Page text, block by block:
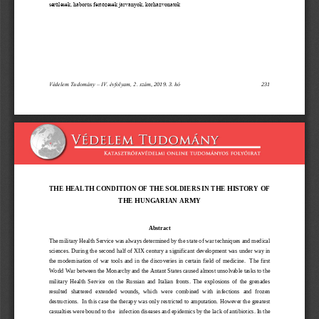
Védelem Tudomány IV. évfolyam, 2. szám , 2019. 3 . hó 231
sérülések, háborús fertőzések járványok, kórházvonatok
THE HEALTH CONDITION OF THE SOLDIERS IN THE HISTORY OF
THE HUNGARIAN ARMY
Abstract
The military Health Service was always determined by the state of war techniques and medical
sciences. During the second half of XIX century a significant development was under way in
the  modernisation  of  war  tools  and  in  the  discoveries  in  certain  field  of  medicine.    The  first
World War between the Monarchy and the Antant States caused almost unsolvable tasks to the
military  Health  Service  on  the  Russian  and  Italian  fronts.  The  explosions  of  the  grenades
resulted  shattered  extended  wounds,  which  were  combined  with  infections  and  frozen
destructions.  In this case the therapy was only restricted to amputation. However the greatest
casualties were bound to the
infection diseases and epidemics by the lack of antibiotics. In the